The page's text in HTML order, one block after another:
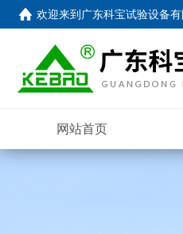
欢迎来到 广东科宝试验设备
网站首页